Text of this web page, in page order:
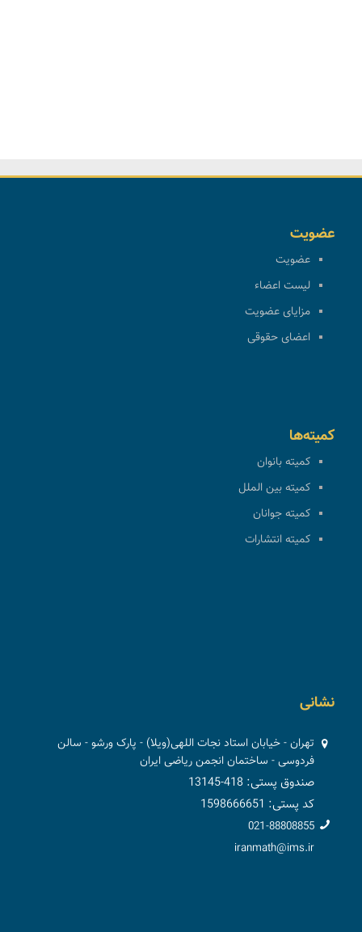
عضویت
عضویت
لیست اعضاء
مزایای عضویت
اعضای حقوقی
کمیته‌ها
کمیته بانوان
کمیته بین الملل
کمیته جوانان
کمیته انتشارات
نشانی
تهران - خیابان استاد نجات اللهی(ویلا) - پارک ورشو - سالن
فردوسی - ساختمان انجمن ریاضی ایران
صندوق پستی: 418-13145
کد پستی: 1598666651
021-88808855
iranmath@ims.ir